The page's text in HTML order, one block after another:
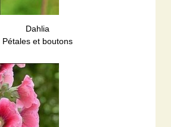
Dahlia
Pétales et boutons